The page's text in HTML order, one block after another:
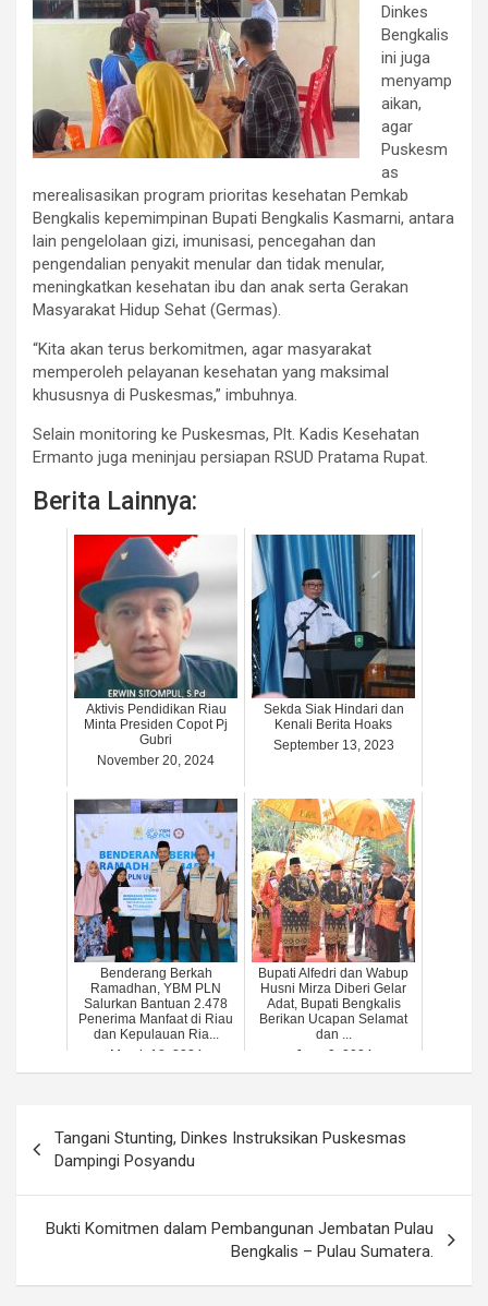
Dinkes
Bengkalis
ini juga
menyamp
aikan,
agar
Puskesm
as
merealisasikan program prioritas kesehatan Pemkab
Bengkalis kepemimpinan Bupati Bengkalis Kasmarni, antara
lain pengelolaan gizi, imunisasi, pencegahan dan
pengendalian penyakit menular dan tidak menular,
meningkatkan kesehatan ibu dan anak serta Gerakan
Masyarakat Hidup Sehat (Germas).
“Kita akan terus berkomitmen, agar masyarakat
memperoleh pelayanan kesehatan yang maksimal
khususnya di Puskesmas,” imbuhnya.
Selain monitoring ke Puskesmas, Plt. Kadis Kesehatan
Ermanto juga meninjau persiapan RSUD Pratama Rupat.
Berita Lainnya:
Aktivis Pendidikan Riau
Minta Presiden Copot Pj
Gubri
November 20, 2024
Sekda Siak Hindari dan
Kenali Berita Hoaks
September 13, 2023
Benderang Berkah
Ramadhan, YBM PLN
Salurkan Bantuan 2.478
Penerima Manfaat di Riau
dan Kepulauan Ria...
March 18, 2024
Bupati Alfedri dan Wabup
Husni Mirza Diberi Gelar
Adat, Bupati Bengkalis
Berikan Ucapan Selamat
dan ...
June 9, 2024
navigation
Tangani Stunting, Dinkes Instruksikan Puskesmas
Dampingi Posyandu
Bukti Komitmen dalam Pembangunan Jembatan Pulau
Bengkalis – Pulau Sumatera.